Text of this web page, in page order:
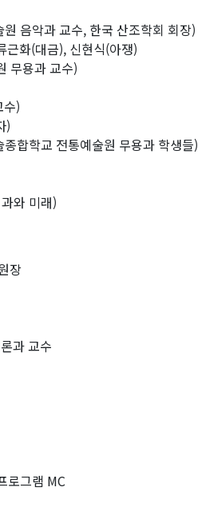
음악과 교수, 한국 산조학회 회장)
근화(대금), 신현식(아쟁)
무용과 교수)
)
)
합학교 전통예술원 무용과 학생들)
와 미래)
장
과 교수
로그램 MC